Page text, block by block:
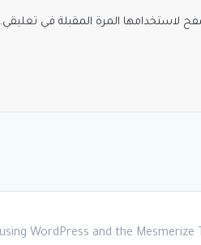
لاستخدامها المرة المقبلة في تعليقي.
Mesmerize